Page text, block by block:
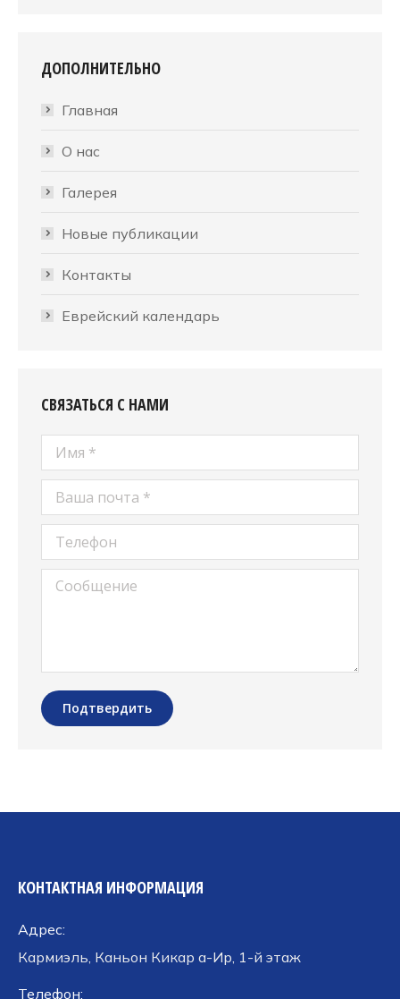
ДОПОЛНИТЕЛЬНО
Главная
О нас
Галерея
Новые публикации
Контакты
Еврейский календарь
СВЯЗАТЬСЯ С НАМИ
Имя *
Ваша почта *
Телефон
Сообщение
Подтвердить
КОНТАКТНАЯ ИНФОРМАЦИЯ
Адрес:
Кармиэль, Каньон Кикар а-Ир, 1-й этаж
Телефон: